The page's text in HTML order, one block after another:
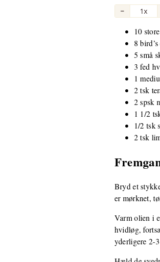
− 1x
10
8
5 små
3 fed
1
2 tsk
2 spsk
1 1/2
1/2 tsk
2 tsk
Bryd et
er mørknet,
Varm olien i
hvidløg,
yderligere 2-